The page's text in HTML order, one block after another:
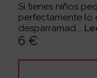
Si tienes niños
perfectamente lo
desparramad...
6 €